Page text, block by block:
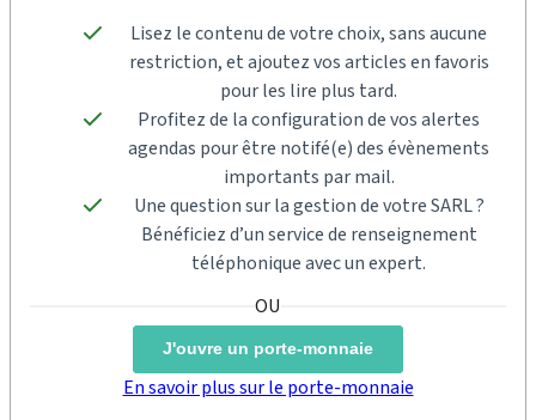
Lisez le contenu de votre choix, sans aucune
restriction, et ajoutez vos articles en favoris
pour les lire plus tard.
Profitez de la configuration de vos alertes
agendas pour être notifé(e) des évènements
importants par mail.
Une question sur la gestion de votre SARL ?
Bénéficiez d’un service de renseignement
téléphonique avec un expert.
J'ouvre un porte-monnaie
En savoir plus sur le porte-monnaie